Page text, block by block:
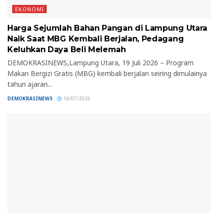
EKONOMI
Harga Sejumlah Bahan Pangan di Lampung Utara
Naik Saat MBG Kembali Berjalan, Pedagang
Keluhkan Daya Beli Melemah
DEMOKRASINEWS,Lampung Utara, 19 Juli 2026 – Program
Makan Bergizi Gratis (MBG) kembali berjalan seiring dimulainya
tahun ajaran...
DEMOKRASINEWS 19/07/2026